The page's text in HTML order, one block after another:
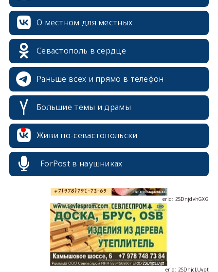
О местном для местных
Севастополь в сердце
Раньше всех и прямо в телефон
Большие темы и драмы
Живи по-севастопольски
ForPost в наушниках
erid: 2SDnjdPjgYS
erid: 2SDnjdvhGXG
erid: 2SDnjcLUypt